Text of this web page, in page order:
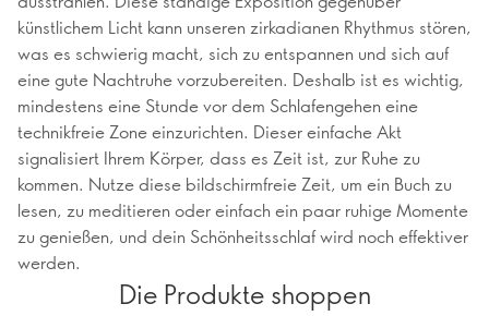
künstlichem Licht kann unseren zirkadianen Rhythmus stören,
was es schwierig macht, sich zu entspannen und sich auf
eine gute Nachtruhe vorzubereiten. Deshalb ist es wichtig,
mindestens eine Stunde vor dem Schlafengehen eine
technikfreie Zone einzurichten. Dieser einfache Akt
signalisiert Ihrem Körper, dass es Zeit ist, zur Ruhe zu
kommen. Nutze diese bildschirmfreie Zeit, um ein Buch zu
lesen, zu meditieren oder einfach ein paar ruhige Momente
zu genießen, und dein Schönheitsschlaf wird noch effektiver
werden.
Die Produkte shoppen